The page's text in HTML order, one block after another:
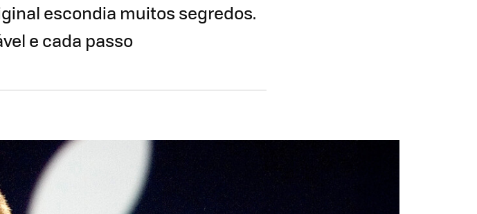
escondia muitos segredos.
e cada passo